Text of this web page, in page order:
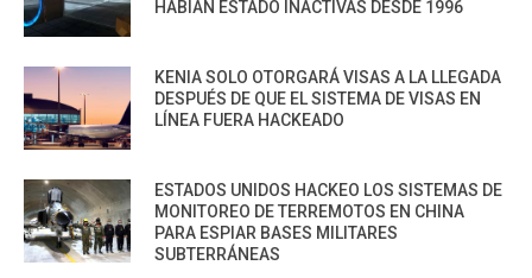
HABÍAN ESTADO INACTIVAS DESDE 1996
KENIA SOLO OTORGARÁ VISAS A LA LLEGADA
DESPUÉS DE QUE EL SISTEMA DE VISAS EN
LÍNEA FUERA HACKEADO
ESTADOS UNIDOS HACKEO LOS SISTEMAS DE
MONITOREO DE TERREMOTOS EN CHINA
PARA ESPIAR BASES MILITARES
SUBTERRÁNEAS